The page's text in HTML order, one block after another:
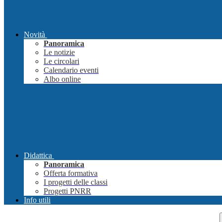
Novità
Panoramica
Le notizie
Le circolari
Calendario eventi
Albo online
Didattica
Panoramica
Offerta formativa
I progetti delle classi
Progetti PNRR
Info utili